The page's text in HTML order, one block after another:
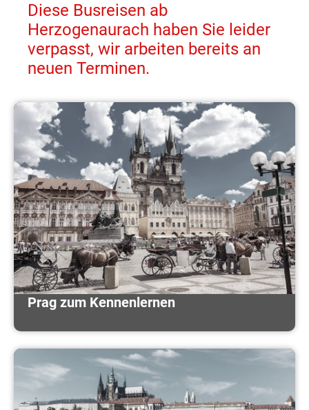
Diese Busreisen ab
Herzogenaurach haben Sie leider
verpasst, wir arbeiten bereits an
neuen Terminen.
Prag zum Kennenlernen